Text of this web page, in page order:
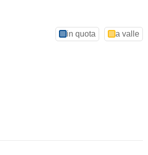
in quota a valle